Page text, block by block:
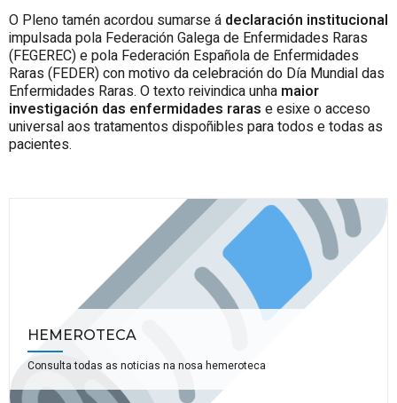
O Pleno tamén acordou sumarse á declaración institucional
impulsada pola Federación Galega de Enfermidades Raras
(FEGEREC) e pola Federación Española de Enfermidades
Raras (FEDER) con motivo da celebración do Día Mundial das
Enfermidades Raras. O texto reivindica unha maior
investigación das enfermidades raras e esixe o acceso
universal aos tratamentos dispoñibles para todos e todas as
pacientes.
HEMEROTECA
Consulta todas as noticias na nosa hemeroteca